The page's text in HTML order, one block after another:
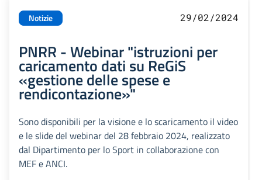
Notizie 29/02/2024
PNRR - Webinar "istruzioni per
caricamento dati su ReGiS
«gestione delle spese e
rendicontazione»"
Sono disponibili per la visione e lo scaricamento il video
e le slide del webinar del 28 febbraio 2024, realizzato
dal Dipartimento per lo Sport in collaborazione con
MEF e ANCI.